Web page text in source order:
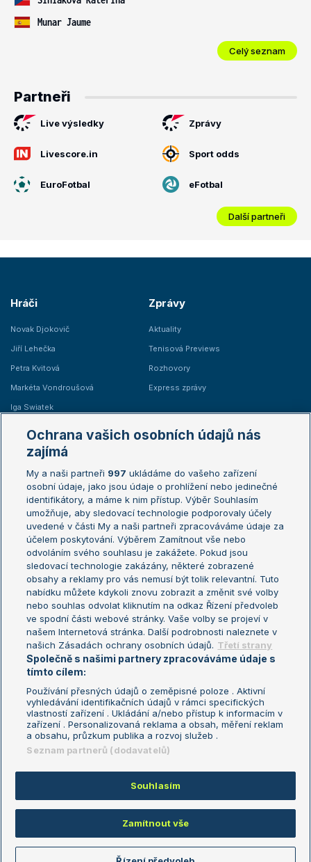
Munar Jaume
Celý seznam
Partneři
Live výsledky Zprávy
Livescore.in Sport odds
EuroFotbal eFotbal
Další partneři
Hráči
Novak Djokovič
Jiří Lehečka
Petra Kvitová
Markéta Vondroušová
Iga Swiatek
Zprávy
Aktuality
Tenisová Previews
Rozhovory
Express zprávy
Žebříčky
Žebříček ATP (muži)
Žebříček WTA (ženy)
Sázkařský žebříček
Australian Open
French Open
Wimbledon
US Open
Turnaj mistrů
Turnaj mistryň
Aktualní trendy
Fotbalové přestupy
Livesport Daily
LS Prague Open
Podmínky užití
Nastavení soukromí
GDPR a žurnalistika
Reklama
Kontakt
Informace o zpracování osobních
údajů
Copyright © 2008-2026 TenisPortal.cz. Využíváme zpravodajství ČTK.
Ochrana vašich osobních údajů nás
zajímá
My a naši partneři 997 ukládáme do vašeho zařízení
osobní údaje, jako jsou údaje o prohlížení nebo jedinečné
identifikátory, a máme k nim přístup. Výběr Souhlasím
umožňuje, aby sledovací technologie podporovaly účely
uvedené v části My a naši partneři zpracováváme údaje za
účelem poskytování. Výběrem Zamítnout vše nebo
odvoláním svého souhlasu je zakážete. Pokud jsou
sledovací technologie zakázány, některé zobrazené
obsahy a reklamy pro vás nemusí být tolik relevantní. Tuto
nabídku můžete kdykoli znovu zobrazit a změnit své volby
nebo souhlas odvolat kliknutím na odkaz Řízení předvoleb
ve spodní části webové stránky. Vaše volby se projeví v
našem Internetová stránka. Další podrobnosti naleznete v
našich Zásadách ochrany osobních údajů. Třetí strany
Společně s našimi partnery zpracováváme údaje s
tímto cílem:
Používání přesných údajů o zeměpisné poloze . Aktivní
vyhledávání identifikačních údajů v rámci specifických
vlastností zařízení . Ukládání a/nebo přístup k informacím v
zařízení . Personalizovaná reklama a obsah, měření reklam
a obsahu, průzkum publika a rozvoj služeb .
Seznam partnerů (dodavatelů)
Souhlasím
Zamítnout vše